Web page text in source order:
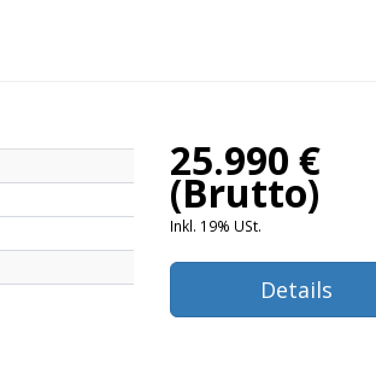
25.990 €
(Brutto)
Inkl. 19% USt.
Details